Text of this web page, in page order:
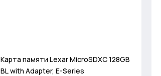
Карта памяти Lexar MicroSDXC 128GB
BL with Adapter, E-Series